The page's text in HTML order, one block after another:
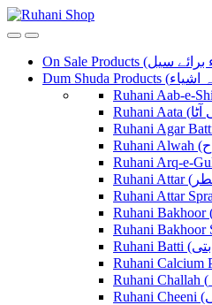
Skip
to
Skip
to